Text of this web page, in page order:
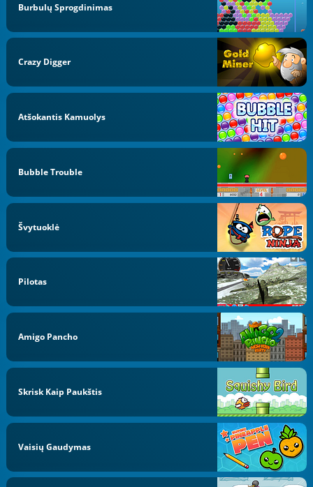
Burbulų Sprogdinimas
Crazy Digger
Atšokantis Kamuolys
Bubble Trouble
Švytuoklė
Pilotas
Amigo Pancho
Skrisk Kaip Paukštis
Vaisių Gaudymas